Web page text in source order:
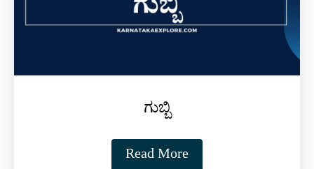
ಗುಬ್ಬಿ
Read More